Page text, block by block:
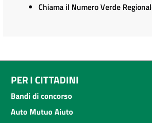
Chiama il Numero Verde
PER I CITTADINI
Bandi di concorso
Auto Mutuo Aiuto